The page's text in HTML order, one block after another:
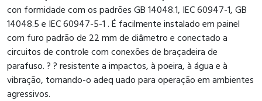
con formidade com os padrões GB 14048.1, IEC 60947-1, GB
14048.5 e IEC 60947-5-1 . É facilmente instalado em painel
com furo padrão de 22 mm de diâmetro e conectado a
circuitos de controle com conexões de braçadeira de
parafuso. ? ? resistente a impactos, à poeira, à água e à
vibração, tornando-o adeq uado para operação em ambientes
agressivos.